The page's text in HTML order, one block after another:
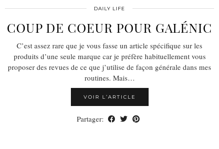
DAILY LIFE
COUP DE COEUR POUR GALÉNIC
C’est assez rare que je vous fasse un article spécifique sur les
produits d’une seule marque car je préfère habituellement vous
proposer des revues de ce que j’utilise de façon générale dans mes
routines. Mais…
VOIR L’ARTICLE
Partager: